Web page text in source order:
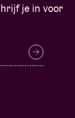
je in voor